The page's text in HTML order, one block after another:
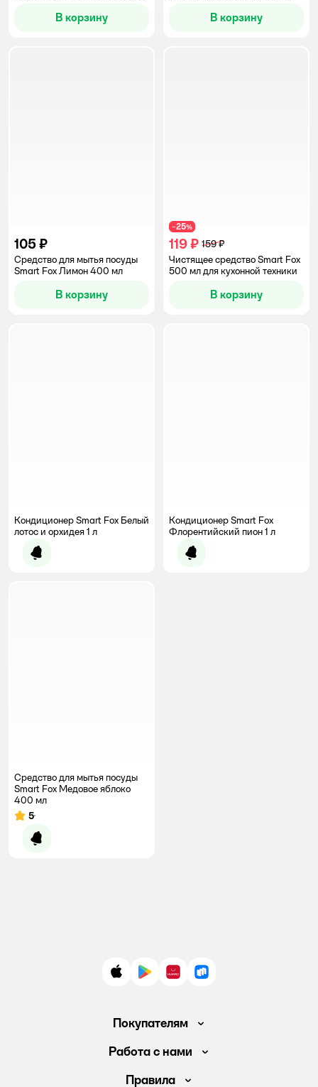
В корзину В корзину
105 ₽
Средство для мытья посуды
Smart Fox Лимон 400 мл
В корзину
−25%
119 ₽ 159 ₽
Чистящее средство Smart Fox
500 мл для кухонной техники
В корзину
Кондиционер Smart Fox Белый
лотос и орхидея 1 л
Уведомить о появлении
Кондиционер Smart Fox
Флорентийский пион 1 л
Уведомить о появлении
Средство для мытья посуды
Smart Fox Медовое яблоко
400 мл
Рейтинг:
5
Уведомить о появлении
App StoreGoogle Play
AppGallery
RuStore
Покупателям
Доставка и оплата
Работа с нами
Вакансии
Правила